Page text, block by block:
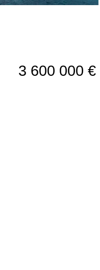
3 600 000 €